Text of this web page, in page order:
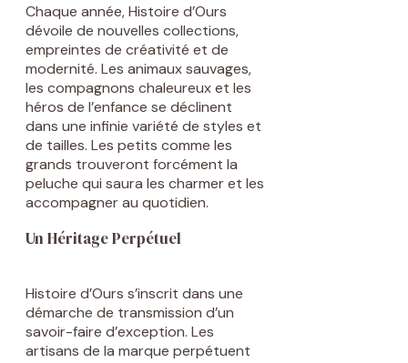
Chaque année, Histoire d’Ours
dévoile de nouvelles collections,
empreintes de créativité et de
modernité. Les animaux sauvages,
les compagnons chaleureux et les
héros de l’enfance se déclinent
dans une infinie variété de styles et
de tailles. Les petits comme les
grands trouveront forcément la
peluche qui saura les charmer et les
accompagner au quotidien.
Un Héritage Perpétuel
Histoire d’Ours s’inscrit dans une
démarche de transmission d’un
savoir-faire d’exception. Les
artisans de la marque perpétuent